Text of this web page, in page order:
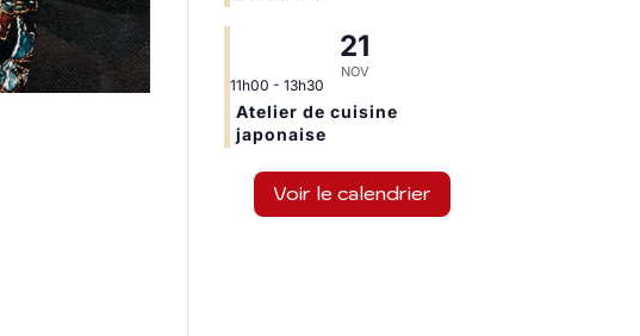
21
NOV
11h00 - 13h30
Atelier de cuisine
japonaise
Voir le calendrier